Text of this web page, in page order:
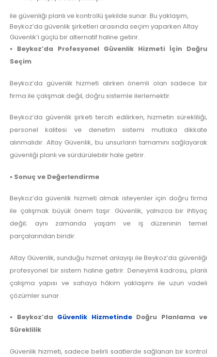
ile güvenliği planlı ve kontrollü şekilde sunar. Bu yaklaşım,
Beykoz’da güvenlik şirketleri arasında seçim yaparken Altay
Güvenlik’i güçlü bir alternatif haline getirir.
• Beykoz’da Profesyonel Güvenlik Hizmeti İçin Doğru
Seçim
Beykoz’da güvenlik hizmeti alırken önemli olan sadece bir
firma ile çalışmak değil, doğru sistemle ilerlemektir.
Beykoz’da güvenlik şirketi tercih edilirken, hizmetin sürekliliği,
personel kalitesi ve denetim sistemi mutlaka dikkate
alınmalıdır. Altay Güvenlik, bu unsurların tamamını sağlayarak
güvenliği planlı ve sürdürülebilir hale getirir.
• Sonuç ve Değerlendirme
Beykoz’da güvenlik hizmeti almak isteyenler için doğru firma
ile çalışmak büyük önem taşır. Güvenlik, yalnızca bir ihtiyaç
değil; aynı zamanda yaşam ve iş düzeninin temel
parçalarından biridir.
Altay Güvenlik, sunduğu hizmet anlayışı ile Beykoz’da güvenliği
profesyonel bir sistem haline getirir. Deneyimli kadrosu, planlı
çalışma yapısı ve sahaya hâkim yaklaşımı ile uzun vadeli
çözümler sunar.
• Beykoz’da Güvenlik HizmetindeDoğru Planlama ve
Süreklilik
Güvenlik hizmeti, sadece belirli saatlerde sağlanan bir kontrol